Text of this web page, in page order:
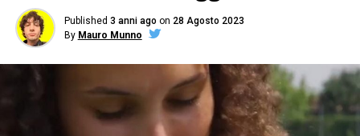
Published 3 anni ago on 28 Agosto 2023
By Mauro Munno